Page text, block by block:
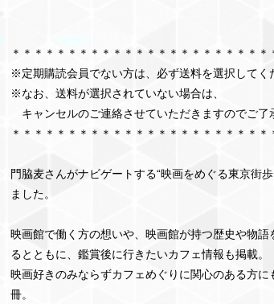
＊＊＊＊＊＊＊＊＊＊＊＊＊＊＊＊＊＊＊＊＊＊＊
※定期購読会員でない方は、必ず送料を選択してく
※なお、送料が選択されていない場合は、
キャンセルのご連絡させていただきますのでご了
＊＊＊＊＊＊＊＊＊＊＊＊＊＊＊＊＊＊＊＊＊＊＊
門脇麦さんがナビゲートする“映画をめぐる東京街
ました。
映画館で働く方の想いや、映画館が持つ歴史や物語
るとともに、鑑賞後に行きたいカフェ情報も掲載。
映画好きのみならずカフェめぐりに関心のある方に
冊。